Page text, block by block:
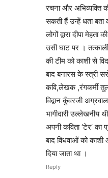
रचना और अभिव्यक्ति
सकती हैं उन्हें धता बता
लोगों द्वारा दीपा
उसी घाट पर ।
की टीम को काशी से
बाद बनारस के स्त्री
कवि,लेखक ,रंगकर्मी
विद्वान कुँवरजी
भागीदारी उल्लेखनीय
अपनी कविता ‘टेर’
बाद विधवाओं को
दिया जाता था ।
Reply